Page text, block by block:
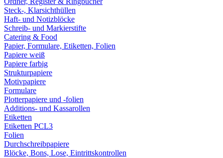
Steck-, Klarsichthüllen
Haft- und Notizblöcke
Schreib- und Markierstifte
Catering & Food
Papier, Formulare, Etiketten, Folien
Papiere weiß
Papiere farbig
Strukturpapiere
Motivpapiere
Formulare
Plotterpapiere und -folien
Additions- und Kassarollen
Etiketten
Etiketten PCL3
Folien
Durchschreibpapiere
Blöcke, Bons, Lose, Eintrittskontrollen